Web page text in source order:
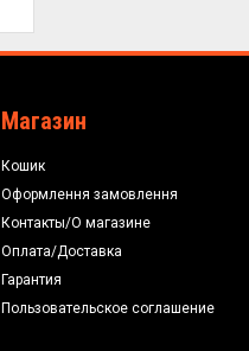
Магазин
Кошик
Оформлення замовлення
Контакты/О магазине
Оплата/Доставка
Гарантия
Пользовательское соглашение